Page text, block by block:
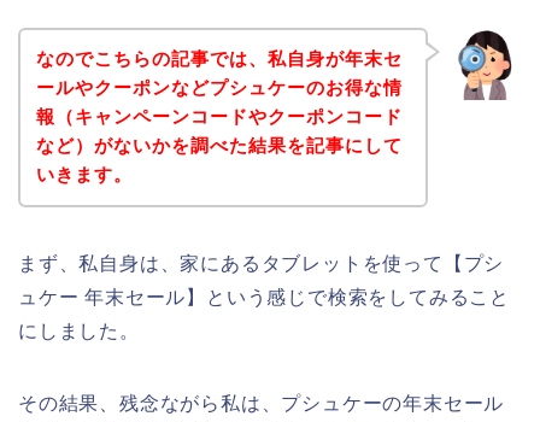
なのでこちらの記事では、私自身が年末セ
ールやクーポンなどプシュケーのお得な情
報（キャンペーンコードやクーポンコード
など）がないかを調べた結果を記事にして
いきます。
まず、私自身は、家にあるタブレットを使って【プシ
ュケー 年末セール】という感じで検索をしてみること
にしました。
その結果、残念ながら私は、プシュケーの年末セール